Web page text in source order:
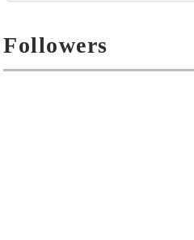
Followers